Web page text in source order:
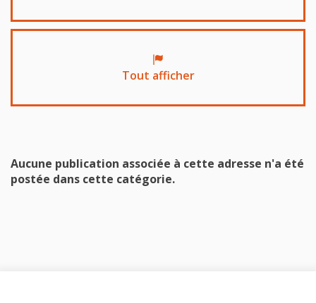
Tout afficher
Aucune publication associée à cette adresse n'a été
postée dans cette catégorie.